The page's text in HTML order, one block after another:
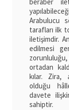
Arabulucu
tarafları ilk
iletişimdir.
edilmesi
zorunluluğu,
ortadan
kılar. Zira,
olduğu
davete
sahiptir.